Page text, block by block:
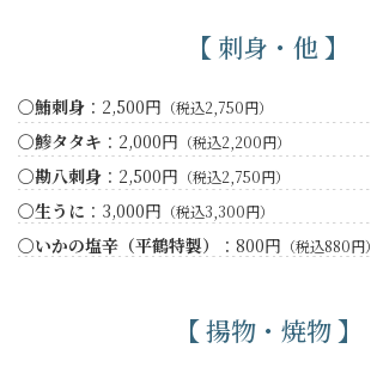
【 刺身・他 】
〇鮪刺身 ：2,500円 （税込2,750円）
〇鯵タタキ ：2,000円 （税込2,200円）
〇勘八刺身 ：2,500円 （税込2,750円）
〇生うに ：3,000円 （税込3,300円）
〇いかの塩辛（平鶴特製） ：800円 （税込880円）
【 揚物・焼物 】